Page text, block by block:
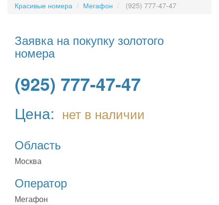
Красивые номера Мегафон (925) 777-47-47
Заявка на покупку золотого
номера
(925) 777-47-47
Цена: нет в наличии
Область
Москва
Оператор
Мегафон